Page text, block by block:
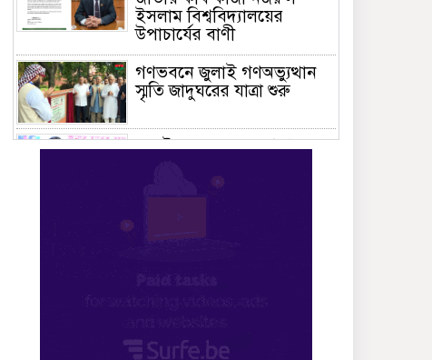
ইসলাম বিশ্ববিদ্যালয়ের
উপাচার্যের বাণী
গণভবনে জুলাই গণঅভ্যুত্থান
স্মৃতি জাদুঘরের যাত্রা শুরু
জুলাই আন্দোলন জনগণের,
কৃতিত্ব কোনো একক দলের নয়:
প্রধানমন্ত্রী
প্রধানমন্ত্রী